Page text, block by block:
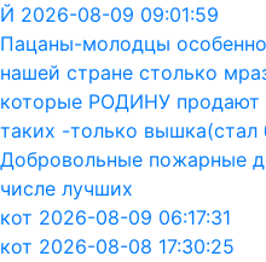
Й 2026-08-09 09:01:59
Пацаны-молодцы
нашей стране столько
которые РОДИНУ продают
таких -только вышка(стал
Добровольные пожарные
числе лучших
кот 2026-08-09 06:17:31
кот 2026-08-08 17:30:25